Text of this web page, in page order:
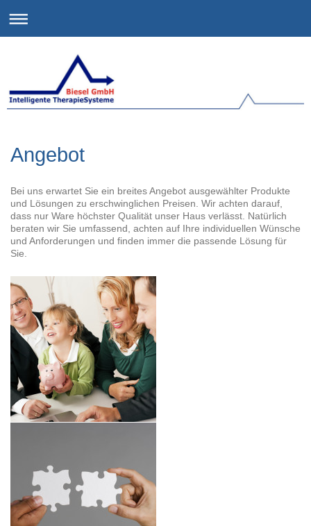
Angebot
Bei uns erwartet Sie ein breites Angebot ausgewählter Produkte
und Lösungen zu erschwinglichen Preisen. Wir achten darauf,
dass nur Ware höchster Qualität unser Haus verlässt. Natürlich
beraten wir Sie umfassend, achten auf Ihre individuellen Wünsche
und Anforderungen und finden immer die passende Lösung für
Sie.